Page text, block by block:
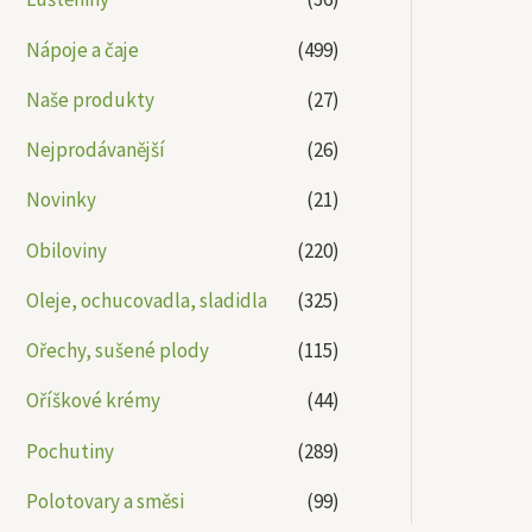
Nápoje a čaje
(499)
Naše produkty
(27)
Nejprodávanější
(26)
Novinky
(21)
Obiloviny
(220)
Oleje, ochucovadla, sladidla
(325)
Ořechy, sušené plody
(115)
Oříškové krémy
(44)
Pochutiny
(289)
Polotovary a směsi
(99)